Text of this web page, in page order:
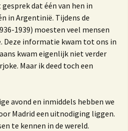
dat één van hen in
in Argentinië. Tijdens de
1939) moesten veel mensen
Deze informatie kwam tot ons in
kwam eigenlijk niet verder
Maar ik deed toch een
avond en inmiddels hebben we
Madrid een uitnodiging liggen.
te kennen in de wereld.